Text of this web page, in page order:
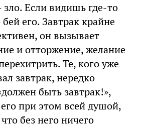
зло. Если видишь где-то
его. Завтрак крайне
он вызывает
и отторжение, желание
Те, кого уже
завтрак, нередко
быть завтрак!»,
при этом всей душой,
без него ничего